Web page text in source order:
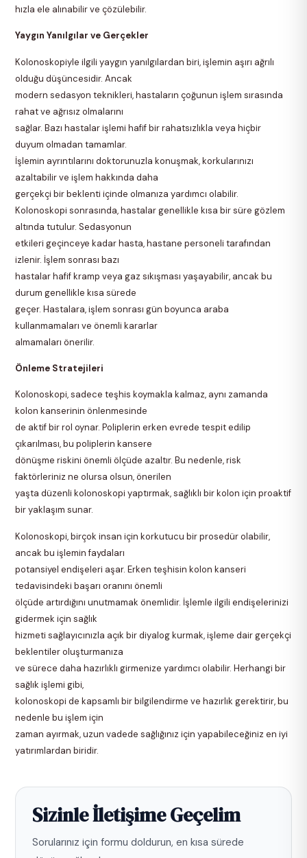
hızla ele alınabilir ve çözülebilir.
Yaygın Yanılgılar ve Gerçekler
Kolonoskopiyle ilgili yaygın yanılgılardan biri, işlemin aşırı ağrılı
olduğu düşüncesidir. Ancak
modern sedasyon teknikleri, hastaların çoğunun işlem sırasında
rahat ve ağrısız olmalarını
sağlar. Bazı hastalar işlemi hafif bir rahatsızlıkla veya hiçbir
duyum olmadan tamamlar.
İşlemin ayrıntılarını doktorunuzla konuşmak, korkularınızı
azaltabilir ve işlem hakkında daha
gerçekçi bir beklenti içinde olmanıza yardımcı olabilir.
Kolonoskopi sonrasında, hastalar genellikle kısa bir süre gözlem
altında tutulur. Sedasyonun
etkileri geçinceye kadar hasta, hastane personeli tarafından
izlenir. İşlem sonrası bazı
hastalar hafif kramp veya gaz sıkışması yaşayabilir, ancak bu
durum genellikle kısa sürede
geçer. Hastalara, işlem sonrası gün boyunca araba
kullanmamaları ve önemli kararlar
almamaları önerilir.
Önleme Stratejileri
Kolonoskopi, sadece teşhis koymakla kalmaz, aynı zamanda
kolon kanserinin önlenmesinde
de aktif bir rol oynar. Poliplerin erken evrede tespit edilip
çıkarılması, bu poliplerin kansere
dönüşme riskini önemli ölçüde azaltır. Bu nedenle, risk
faktörleriniz ne olursa olsun, önerilen
yaşta düzenli kolonoskopi yaptırmak, sağlıklı bir kolon için proaktif
bir yaklaşım sunar.
Kolonoskopi, birçok insan için korkutucu bir prosedür olabilir,
ancak bu işlemin faydaları
potansiyel endişeleri aşar. Erken teşhisin kolon kanseri
tedavisindeki başarı oranını önemli
ölçüde artırdığını unutmamak önemlidir. İşlemle ilgili endişelerinizi
gidermek için sağlık
hizmeti sağlayıcınızla açık bir diyalog kurmak, işleme dair gerçekçi
beklentiler oluşturmanıza
ve sürece daha hazırlıklı girmenize yardımcı olabilir. Herhangi bir
sağlık işlemi gibi,
kolonoskopi de kapsamlı bir bilgilendirme ve hazırlık gerektirir, bu
nedenle bu işlem için
zaman ayırmak, uzun vadede sağlığınız için yapabileceğiniz en iyi
yatırımlardan biridir.
Sizinle İletişime Geçelim
Sorularınız için formu doldurun, en kısa sürede